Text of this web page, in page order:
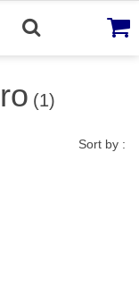
(1)
Sort by :